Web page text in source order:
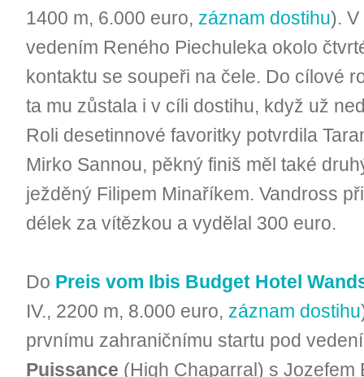
1400 m, 6.000 euro, záznam dostihu). V
vedením Reného Piechuleka okolo
kontaktu se soupeři na čele. Do cílové
ta mu zůstala i v cíli dostihu, když už
Roli desetinnové favoritky potvrdila
Mirko Sannou, pěkný finiš měl také
ježděný Filipem Minaříkem. Vandross
délek za vítězkou a vydělal 300 euro.
Do Preis vom Ibis Budget Hotel
IV., 2200 m, 8.000 euro, záznam dostihu
prvnímu zahraničnímu startu pod
Puissance (High Chaparral) s Jozefem